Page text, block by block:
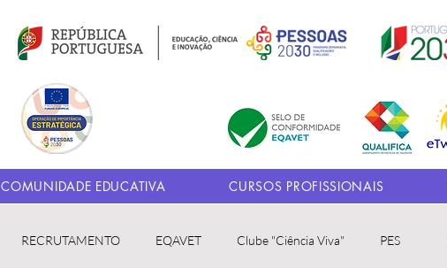
COMUNIDADE EDUCATIVA CURSOS PROFISSIONAIS
RECRUTAMENTO EQAVET Clube "Ciência Viva" PES